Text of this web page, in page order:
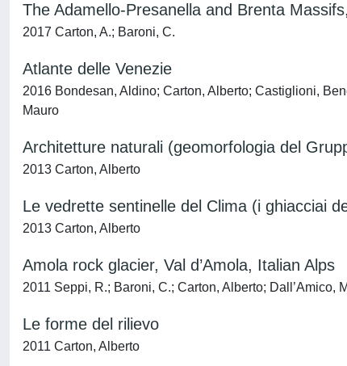
The Adamello-Presanella and Brenta
2017 Carton, A.; Baroni, C.
Atlante delle Venezie
2016 Bondesan, Aldino; Carton, Alberto; Castiglioni,
Mauro
Architetture naturali (geomorfologia del
2013 Carton, Alberto
Le vedrette sentinelle del Clima (i ghiacciai
2013 Carton, Alberto
Amola rock glacier, Val d’Amola, Italian Alps
2011 Seppi, R.; Baroni, C.; Carton, Alberto; Dall’Amico,
Le forme del rilievo
2011 Carton, Alberto